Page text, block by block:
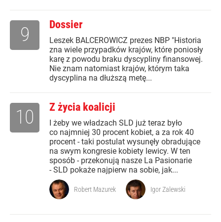
Dossier
Leszek BALCEROWICZ prezes NBP "Historia
zna wiele przypadków krajów, które poniosły
karę z powodu braku dyscypliny finansowej.
Nie znam natomiast krajów, którym taka
dyscyplina na dłuższą metę...
9
Z życia koalicji
I żeby we władzach SLD już teraz było
co najmniej 30 procent kobiet, a za rok 40
procent - taki postulat wysunęły obradujące
na swym kongresie kobiety lewicy. W ten
sposób - przekonują nasze La Pasionarie
- SLD pokaże najpierw na sobie, jak...
10
Robert Mazurek Igor Zalewski